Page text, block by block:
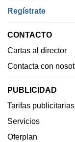
Regístrate
CONTACTO
Cartas al director
Contacta con
PUBLICIDAD
Tarifas publicitarias
Servicios
Oferplan